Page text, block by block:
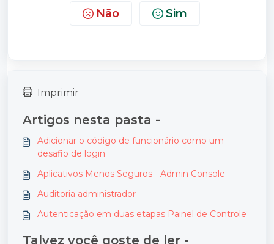
Não Sim
Imprimir
Artigos nesta pasta -
Adicionar o código de funcionário como um
desafio de login
Aplicativos Menos Seguros - Admin Console
Auditoria administrador
Autenticação em duas etapas Painel de Controle
Talvez você goste de ler -